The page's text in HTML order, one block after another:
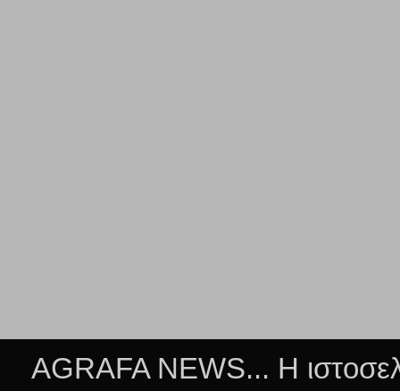
AGRAFA NEWS... Η